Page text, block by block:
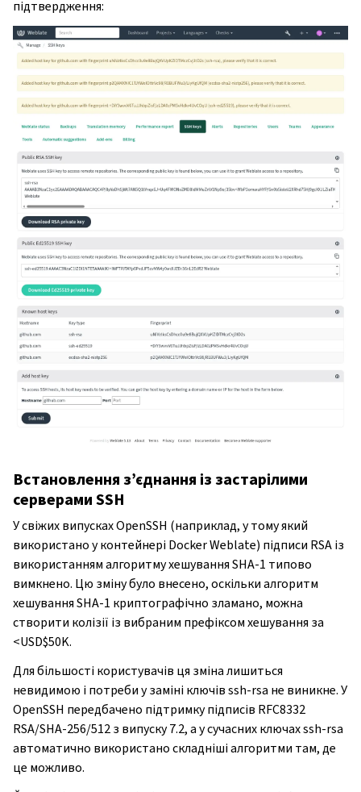
підтвердження:
Встановлення з’єднання із застарілими
серверами SSH
У свіжих випусках OpenSSH (наприклад, у тому який
використано у контейнері Docker Weblate) підписи RSA із
використанням алгоритму хешування SHA-1 типово
вимкнено. Цю зміну було внесено, оскільки алгоритм
хешування SHA-1 криптографічно зламано, можна
створити колізії із вибраним префіксом хешування за
<USD$50K.
Для більшості користувачів ця зміна лишиться
невидимою і потреби у заміні ключів ssh-rsa не виникне. У
OpenSSH передбачено підтримку підписів RFC8332
RSA/SHA-256/512 з випуску 7.2, а у сучасних ключах ssh-rsa
автоматично використано складніші алгоритми там, де
це можливо.